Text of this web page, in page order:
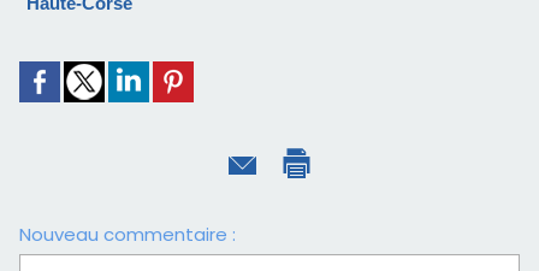
Nouveau commentaire :